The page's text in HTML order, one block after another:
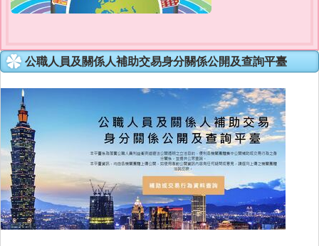
公職人員及關係人補助交易身分關係公開及查詢平臺